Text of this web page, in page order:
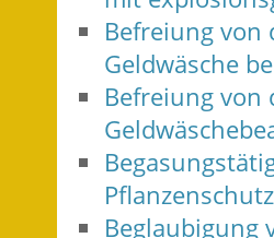
Befreiung von
Geldwäsche
Befreiung von
Beglaubigung